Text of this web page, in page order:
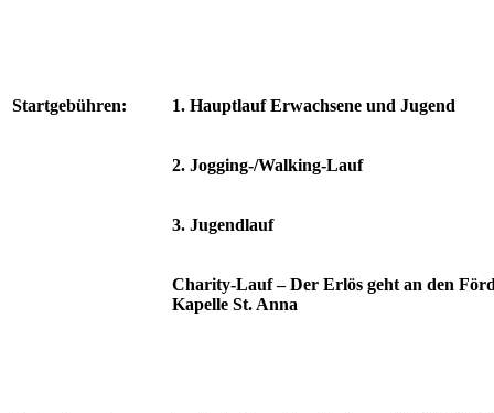
Startgebühren: 1. Hauptlauf Erwachsene und Jugend
2. Jogging-/Walking-Lauf
3. Jugendlauf
Charity-Lauf – Der Erlös geht an den
Kapelle St. Anna